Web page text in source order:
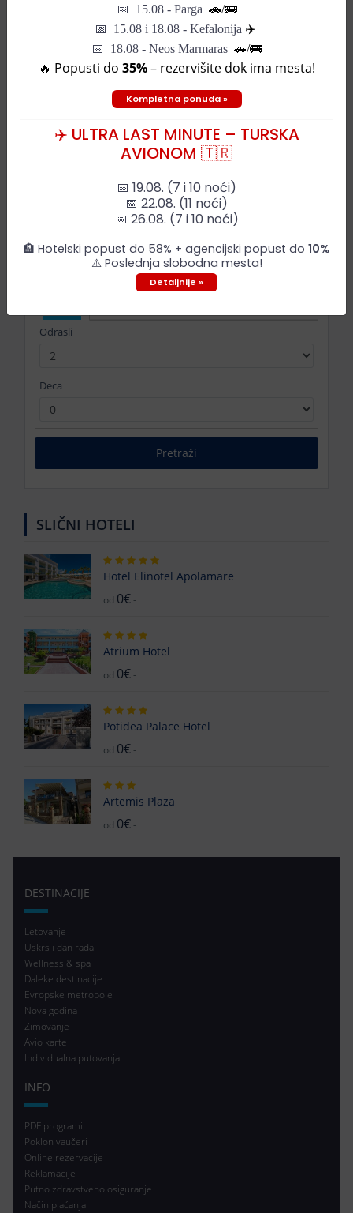
Lokacija
Noćenja
Odrasli
Deca
Pretraži
SLIČNI HOTELI
Hotel Elinotel Apolamare
od 0€ -
Atrium Hotel
od 0€ -
Potidea Palace Hotel
od 0€ -
Artemis Plaza
od 0€ -
📅 15.08 - Parga 🚗/🚌
📅 15.08 i 18.08 - Kefalonija ✈️
📅 18.08 - Neos Marmaras 🚗/🚌
🔥 Popusti do 35%– rezervišite dok ima mesta!
Kompletna ponuda »
✈️ ULTRA LAST MINUTE – TURSKA
AVIONOM 🇹🇷
📅 19.08. (7 i 10 noći)
📅 22.08. (11 noći)
📅 26.08. (7 i 10 noći)
🏨 Hotelski popust do 58% + agencijski popust do 10%
⚠️ Poslednja slobodna mesta!
Detaljnije »
DESTINACIJE
Letovanje
Uskrs i dan rada
Wellness & spa
Daleke destinacije
Evropske metropole
Nova godina
Zimovanje
Avio karte
Individualna putovanja
INFO
PDF programi
Poklon vaučeri
Online rezervacije
Reklamacije
Putno zdravstveno osiguranje
Način plaćanja